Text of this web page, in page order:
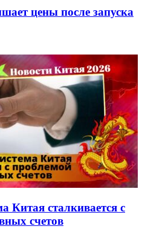
цены после запуска
Китая сталкивается с
счетов